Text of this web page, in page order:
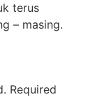
terus
– masing.
Required